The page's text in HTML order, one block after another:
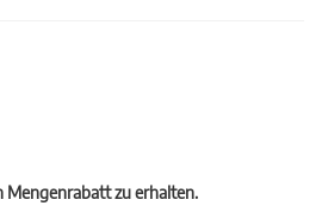
Mengenrabatt zu erhalten.